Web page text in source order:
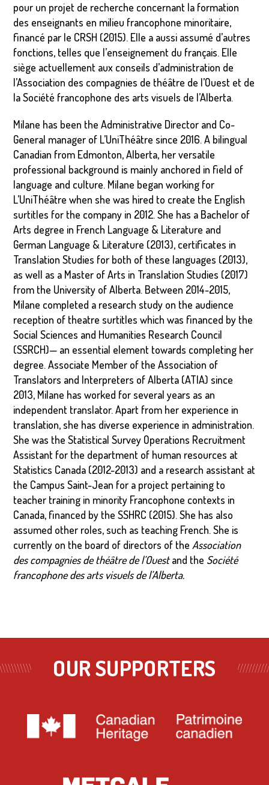
pour un projet de recherche concernant la formation
des enseignants en milieu francophone minoritaire,
financé par le CRSH (2015). Elle a aussi assumé d’autres
fonctions, telles que l’enseignement du français. Elle
siège actuellement aux conseils d’administration de
l’Association des compagnies de théâtre de l’Ouest et de
la Société francophone des arts visuels de l’Alberta.
Milane has been the Administrative Director and Co-
General manager of L’UniThéâtre since 2016. A bilingual
Canadian from Edmonton, Alberta, her versatile
professional background is mainly anchored in field of
language and culture. Milane began working for
L’UniThéâtre when she was hired to create the English
surtitles for the company in 2012. She has a Bachelor of
Arts degree in French Language & Literature and
German Language & Literature (2013), certificates in
Translation Studies for both of these languages (2013),
as well as a Master of Arts in Translation Studies (2017)
from the University of Alberta. Between 2014-2015,
Milane completed a research study on the audience
reception of theatre surtitles which was financed by the
Social Sciences and Humanities Research Council
(SSRCH)— an essential element towards completing her
degree. Associate Member of the Association of
Translators and Interpreters of Alberta (ATIA) since
2013, Milane has worked for several years as an
independent translator. Apart from her experience in
translation, she has diverse experience in administration.
She was the Statistical Survey Operations Recruitment
Assistant for the department of human resources at
Statistics Canada (2012-2013) and a research assistant at
the Campus Saint-Jean for a project pertaining to
teacher training in minority Francophone contexts in
Canada, financed by the SSHRC (2015). She has also
assumed other roles, such as teaching French. She is
currently on the board of directors of theAssociation
des compagnies de théâtre de l’Ouestand the Société
francophone des arts visuels de l’Alberta.
OUR SUPPORTERS